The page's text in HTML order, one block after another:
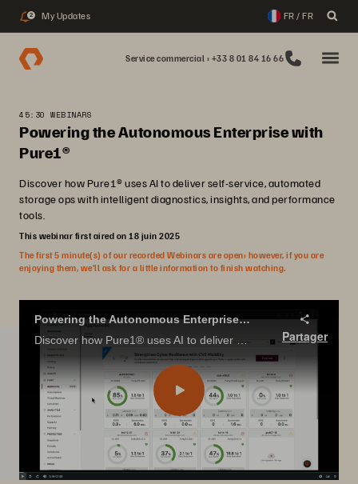
2 My Updates FR / FR
Service commercial : +33 8 01 84 16 66
45:30 WEBINARS
Powering the Autonomous Enterprise with
Pure1®
Discover how Pure1® uses AI to deliver self-service, automated
storage ops with intelligent diagnostics, insights, and performance
tools.
This webinar first aired on 18 juin 2025
The first 5 minute(s) of our recorded Webinars are open; however, if you are
enjoying them, we’ll ask for a little information to finish watching.
Powering the Autonomous Enterprise with Pure1®
Partager